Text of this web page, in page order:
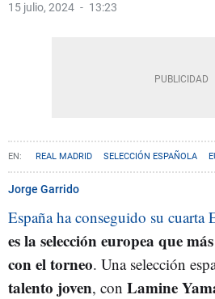
15 julio, 2024 13:23
REAL MADRID SELECCIÓN ESPAÑOLA
Jorge Garrido
España ha conseguido su cuarta
es la selección europea que
con el torneo. Una selección
talento joven, con Lamine